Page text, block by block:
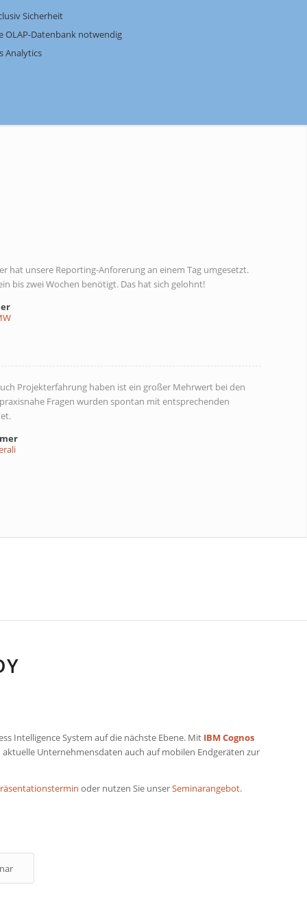
Sicherheit
OLAP-Datenbank notwendig
Analytics
hat unsere Reporting-Anforerung an einem Tag umgesetzt.
bis zwei Wochen benötigt. Das hat sich gelohnt!
Projekterfahrung haben ist ein großer Mehrwert bei den
Fragen wurden spontan mit entsprechenden
Intelligence System auf die nächste Ebene. Mit IBM Cognos
Unternehmensdaten auch auf mobilen Endgeräten zur
oder nutzen Sie unserSeminarangebot.